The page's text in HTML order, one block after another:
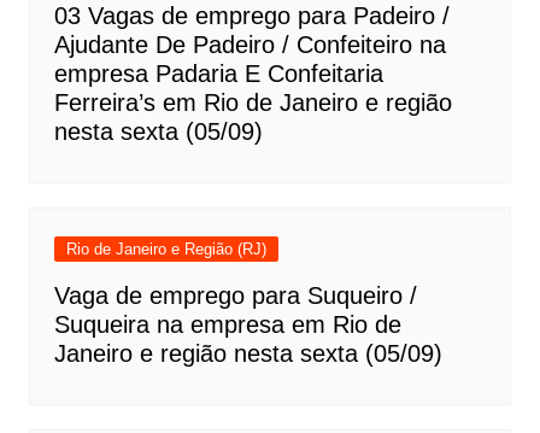
03 Vagas de emprego para Padeiro /
Ajudante De Padeiro / Confeiteiro na
empresa Padaria E Confeitaria
Ferreira’s em Rio de Janeiro e região
nesta sexta (05/09)
Rio de Janeiro e Região (RJ)
Vaga de emprego para Suqueiro /
Suqueira na empresa em Rio de
Janeiro e região nesta sexta (05/09)